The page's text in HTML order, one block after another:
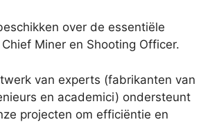
over de essentiële
Miner en Shooting Officer.
van experts (fabrikanten van
en academici) ondersteunt
projecten om efficiëntie en